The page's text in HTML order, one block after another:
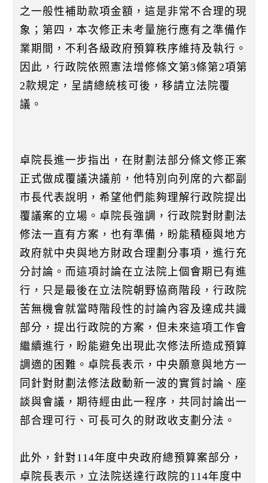
之一般性補助款項金額，這是非常不合理的現
象；第四，本次修正未考量施行應有之準備作
業期間，不利各級政府預算秩序維持及執行。
因此，行政院依照憲法增修條文第3條第2項第
2款規定，呈請總統核可後，移請立法院覆
議。
卓院長進一步指出，在財劃法部分條文修正案
正式做成覆議決議前，他特別向列席的六都副
市長代表說明，希望他們能夠理解行政院提出
覆議案的立場。卓院長強調，行政院對財劃法
修法一直有方案，也有準備，盼能積極與地方
政府就中央與地方財政合理劃分事項，進行充
分討論。而這項討論在立法院上個會期已有進
行，只是最後在立法院朝野協商階段，行政院
苦無機會就當時階段性的討論內容及達成共識
部分，提出行政院的方案，但未來這項工作會
繼續進行，盼能避免出現此次修法所造成預算
調適的困難。卓院長表示，中央願意與地方一
同針對財劃法修法啟動新一波的實質討論、座
談與會議，期待經由此一程序，共同討論出一
部合理可行、可長可久的財政收支劃分法。
此外，針對114年度中央政府總預算案部分，
卓院長表示，立法院送達行政院的114年度中